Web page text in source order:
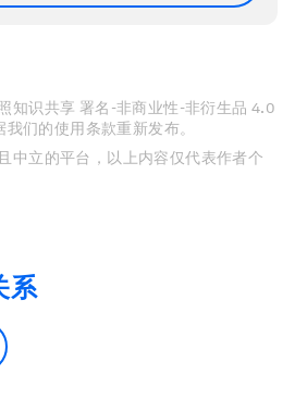
知识共享 署名-非商业性-非衍生品 4.0
们的使用条款重新发布。
中立的平台，以上内容仅代表作者个
系